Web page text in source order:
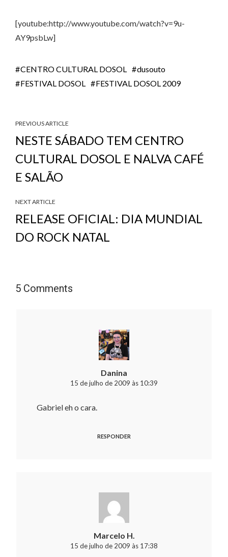
[youtube:http://www.youtube.com/watch?v=9u-
AY9psbLw]
CENTRO CULTURAL DOSOL
dusouto
FESTIVAL DOSOL
FESTIVAL DOSOL 2009
PREVIOUS ARTICLE
NESTE SÁBADO TEM CENTRO
CULTURAL DOSOL E NALVA CAFÉ
E SALÃO
NEXT ARTICLE
RELEASE OFICIAL: DIA MUNDIAL
DO ROCK NATAL
5 Comments
Danina
15 de julho de 2009 às 10:39
Gabriel eh o cara.
RESPONDER
Marcelo H.
15 de julho de 2009 às 17:38